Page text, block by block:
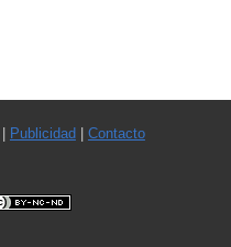
Publicidad Contacto